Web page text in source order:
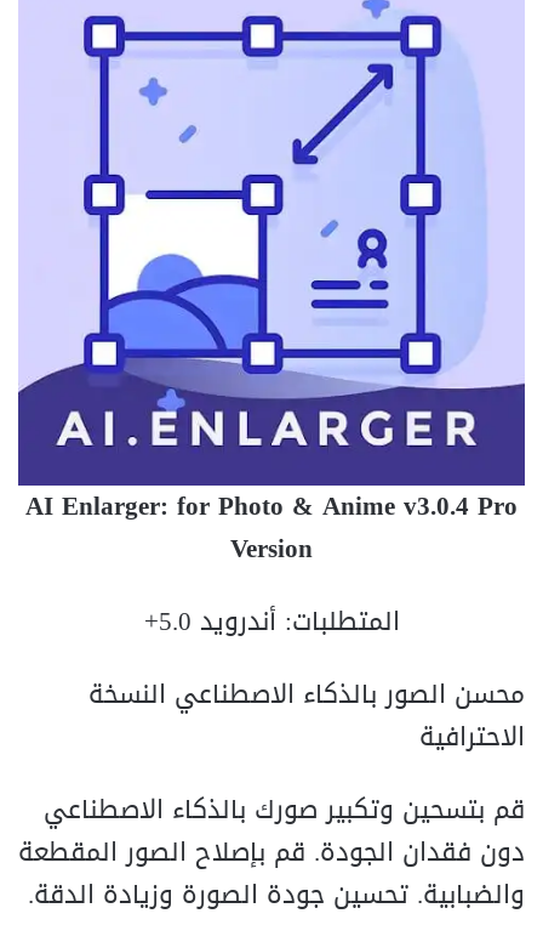
AI Enlarger: for Photo & Anime v3.0.4 Pro
Version
المتطلبات: أندرويد 5.0+
محسن الصور بالذكاء الاصطناعي النسخة
الاحترافية
قم بتسحين وتكبير صورك بالذكاء الاصطناعي
دون فقدان الجودة. قم بإصلاح الصور المقطعة
والضبابية. تحسين جودة الصورة وزيادة الدقة.